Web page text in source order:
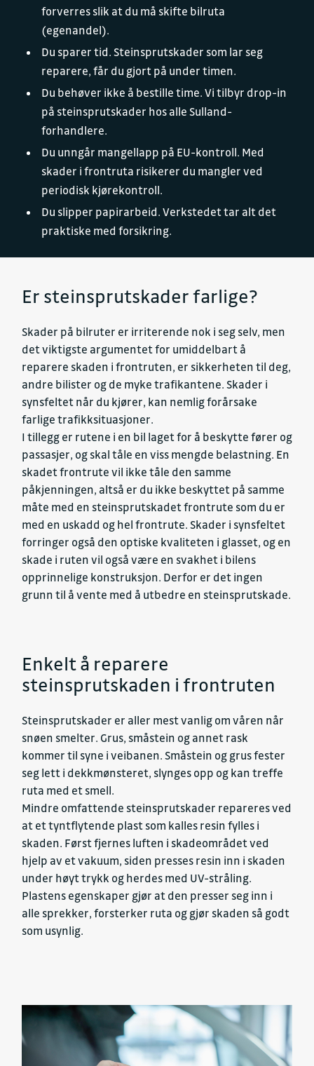
forverres slik at du må skifte bilruta
(egenandel).
Du sparer tid. Steinsprutskader som lar seg
reparere, får du gjort på under timen.
Du behøver ikke å bestille time. Vi tilbyr drop-in
på steinsprutskader hos alle Sulland-
forhandlere.
Du unngår mangellapp på EU-kontroll. Med
skader i frontruta risikerer du mangler ved
periodisk kjørekontroll.
Du slipper papirarbeid. Verkstedet tar alt det
praktiske med forsikring.
Er steinsprutskader farlige?
Skader på bilruter er irriterende nok i seg selv, men
det viktigste argumentet for umiddelbart å
reparere skaden i frontruten, er sikkerheten til deg,
andre bilister og de myke trafikantene. Skader i
synsfeltet når du kjører, kan nemlig forårsake
farlige trafikksituasjoner.
I tillegg er rutene i en bil laget for å beskytte fører og
passasjer, og skal tåle en viss mengde belastning. En
skadet frontrute vil ikke tåle den samme
påkjenningen, altså er du ikke beskyttet på samme
måte med en steinsprutskadet frontrute som du er
med en uskadd og hel frontrute. Skader i synsfeltet
forringer også den optiske kvaliteten i glasset, og en
skade i ruten vil også være en svakhet i bilens
opprinnelige konstruksjon. Derfor er det ingen
grunn til å vente med å utbedre en steinsprutskade.
Enkelt å reparere
steinsprutskaden i frontruten
Steinsprutskader er aller mest vanlig om våren når
snøen smelter. Grus, småstein og annet rask
kommer til syne i veibanen. Småstein og grus fester
seg lett i dekkmønsteret, slynges opp og kan treffe
ruta med et smell.
Mindre omfattende steinsprutskader repareres ved
at et tyntflytende plast som kalles resin fylles i
skaden. Først fjernes luften i skadeområdet ved
hjelp av et vakuum, siden presses resin inn i skaden
under høyt trykk og herdes med UV-stråling.
Plastens egenskaper gjør at den presser seg inn i
alle sprekker, forsterker ruta og gjør skaden så godt
som usynlig.